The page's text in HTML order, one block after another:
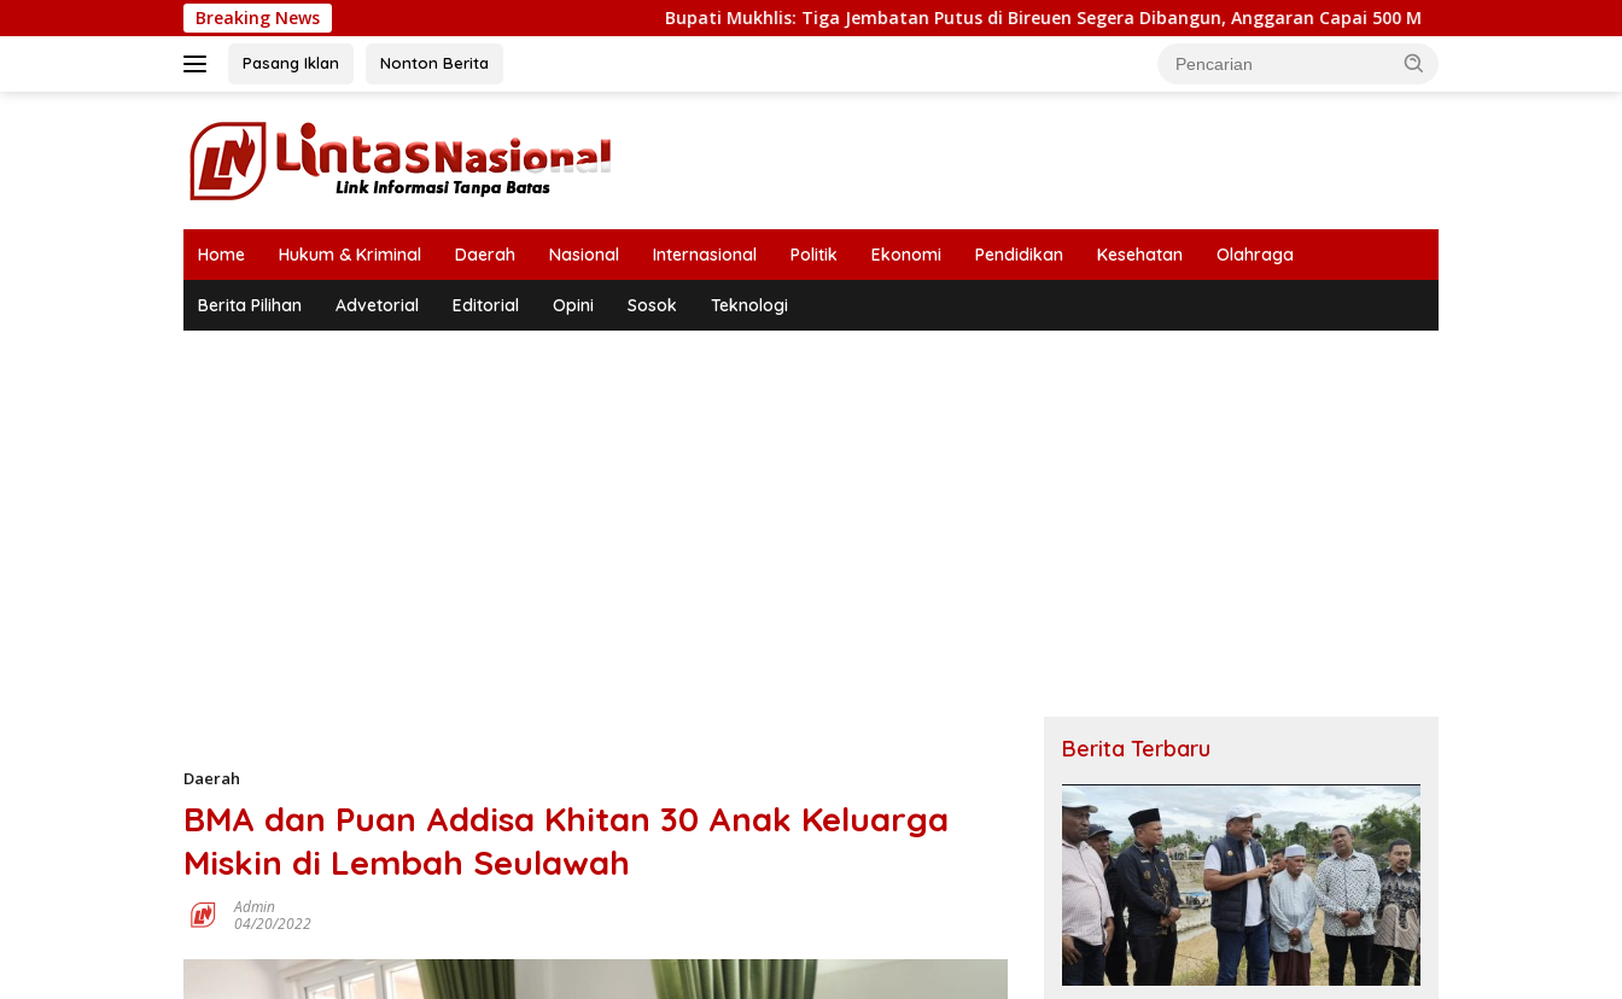
ke
Breaking News Bupati Mukhlis: Tiga Jembatan Putus di Bireuen Segera Dibangun, Anggaran Capai 500 M Peringati HUT Ke 53, Bank
Pasang Iklan Nonton Berita
Home Hukum & Kriminal Daerah Nasional Internasional Politik Ekonomi Pendidikan Kesehatan Olahraga
Berita Pilihan Advetorial Editorial Opini Sosok Teknologi
Daerah
BMA dan Puan Addisa Khitan 30 Anak Keluarga
Miskin di Lembah Seulawah
Admin
04/20/2022
Berita Terbaru